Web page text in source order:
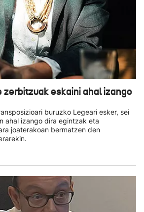
eskaini ahal izango
buruzko Legeari esker, sei
ahal izango dira egintzak eta
joaterakoan bermatzen den